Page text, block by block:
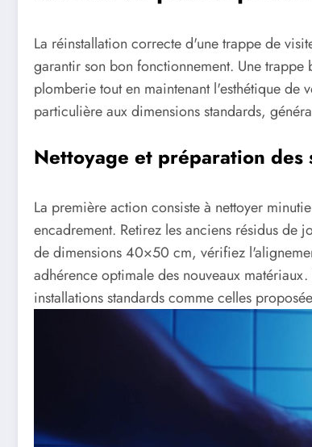
La réinstallation correcte d'une trappe de
garantir son bon fonctionnement. Une
plomberie tout en maintenant l'esthétique de
particulière aux dimensions standards,
Nettoyage et préparation des
La première action consiste à nettoyer
encadrement. Retirez les anciens résidus de
de dimensions 40×50 cm, vérifiez
adhérence optimale des nouveaux
installations standards comme celles